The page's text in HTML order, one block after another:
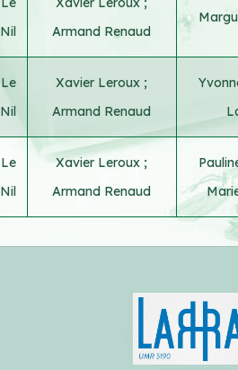
Nil
Armand Renaud
Le
Nil
Xavier Leroux ;
Armand Renaud
Le
Nil
Xavier Leroux ;
Armand Renaud